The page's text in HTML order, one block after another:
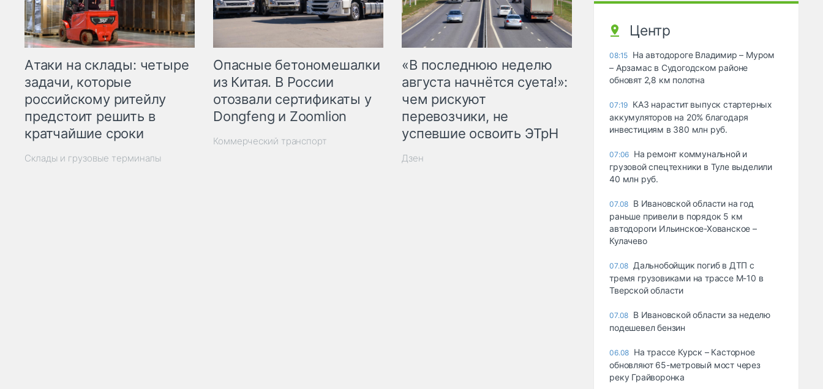
Атаки на склады: четыре
задачи, которые
российскому ритейлу
предстоит решить в
кратчайшие сроки
Склады и грузовые терминалы
Опасные бетономешалки
из Китая. В России
отозвали сертификаты у
Dongfeng и Zoomlion
Коммерческий транспорт
«В последнюю неделю
августа начнётся суета!»:
чем рискуют
перевозчики, не
успевшие освоить ЭТрН
Дзен
Центр
08:15 На автодороге Владимир – Муром
– Арзамас в Судогодском районе
обновят 2,8 км полотна
07:19 КАЗ нарастит выпуск стартерных
аккумуляторов на 20% благодаря
инвестициям в 380 млн руб.
07:06 На ремонт коммунальной и
грузовой спецтехники в Туле выделили
40 млн руб.
07.08 В Ивановской области на год
раньше привели в порядок 5 км
автодороги Ильинское-Хованское –
Кулачево
07.08 Дальнобойщик погиб в ДТП с
тремя грузовиками на трассе М-10 в
Тверской области
07.08 В Ивановской области за неделю
подешевел бензин
06.08 На трассе Курск – Касторное
обновляют 65-метровый мост через
реку Грайворонка